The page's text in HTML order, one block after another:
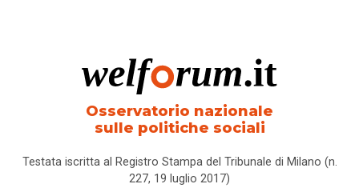
Osservatorio nazionale
sulle politiche sociali
Testata iscritta al Registro Stampa del Tribunale di Milano (n.
227, 19 luglio 2017)